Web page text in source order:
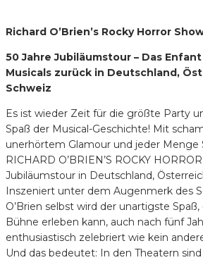
Richard O’Brien’s Rocky Horror
50 Jahre Jubiläumstour – Das
Musicals zurück in Deutschland,
Schweiz
Es ist wieder Zeit für die größte Party
Spaß der Musical-Geschichte! Mit
unerhörtem Glamour und jeder Menge
RICHARD O’BRIEN’S ROCKY
Jubiläumstour in Deutschland,
Inszeniert unter dem Augenmerk des
O’Brien selbst wird der unartigste
Bühne erleben kann, auch nach fünf
enthusiastisch zelebriert wie kein
Und das bedeutet: In den Theatern